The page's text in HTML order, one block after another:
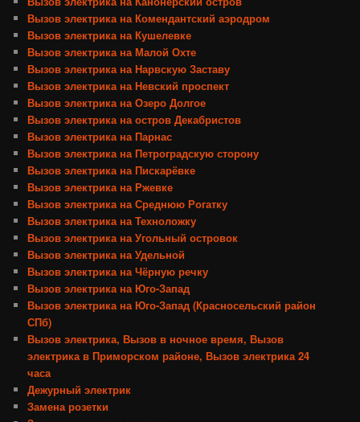
Вызов электрика на Комендантский аэродром
Вызов электрика на Кушелевке
Вызов электрика на Малой Охте
Вызов электрика на Нарвскую Заставу
Вызов электрика на Невский проспект
Вызов электрика на Озеро Долгое
Вызов электрика на остров Декабристов
Вызов электрика на Парнас
Вызов электрика на Петроградскую сторону
Вызов электрика на Пискарёвке
Вызов электрика на Ржевке
Вызов электрика на Среднюю Рогатку
Вызов электрика на Техноложку
Вызов электрика на Угольный островок
Вызов электрика на Удельной
Вызов электрика на Чёрную речку
Вызов электрика на Юго-Запад
Вызов электрика на Юго-Запад (Красносельский район
СПб)
Вызов электрика, Вызов в ночное время, Вызов
электрика в Приморском районе, Вызов электрика 24
часа
Дежурный электрик
Замена розетки